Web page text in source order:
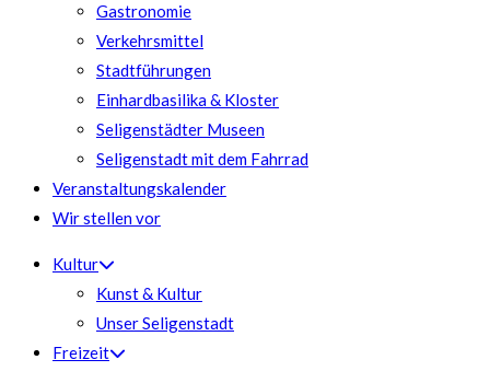
Gastronomie
Verkehrsmittel
Stadtführungen
Einhardbasilika & Kloster
Seligenstädter Museen
Seligenstadt mit dem Fahrrad
Veranstaltungskalender
Wir stellen vor
Kultur
Kunst & Kultur
Unser Seligenstadt
Freizeit